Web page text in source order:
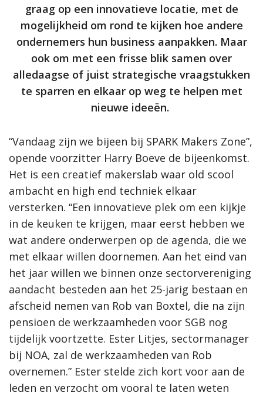
graag op een innovatieve locatie, met de
mogelijkheid om rond te kijken hoe andere
ondernemers hun business aanpakken. Maar
ook om met een frisse blik samen over
alledaagse of juist strategische vraagstukken
te sparren en elkaar op weg te helpen met
nieuwe ideeën.
“Vandaag zijn we bijeen bij SPARK Makers Zone”,
opende voorzitter Harry Boeve de bijeenkomst.
Het is een creatief makerslab waar old scool
ambacht en high end techniek elkaar
versterken. “Een innovatieve plek om een kijkje
in de keuken te krijgen, maar eerst hebben we
wat andere onderwerpen op de agenda, die we
met elkaar willen doornemen. Aan het eind van
het jaar willen we binnen onze sectorvereniging
aandacht besteden aan het 25-jarig bestaan en
afscheid nemen van Rob van Boxtel, die na zijn
pensioen de werkzaamheden voor SGB nog
tijdelijk voortzette. Ester Litjes, sectormanager
bij NOA, zal de werkzaamheden van Rob
overnemen.” Ester stelde zich kort voor aan de
leden en verzocht om vooral te laten weten